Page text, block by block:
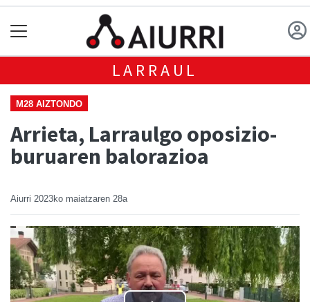
LARRAUL
M28 AIZTONDO
Arrieta, Larraulgo oposizio-
buruaren balorazioa
Aiurri 2023ko maiatzaren 28a